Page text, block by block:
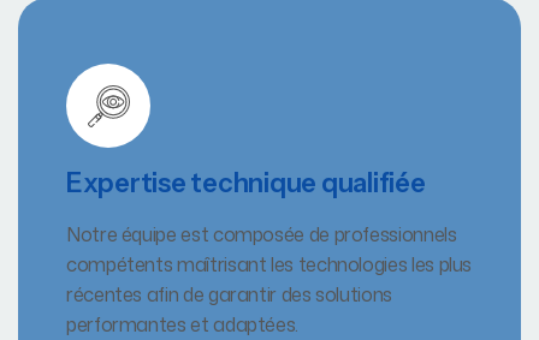
Expertise technique qualifiée
Notre équipe est composée de professionnels
compétents maîtrisant les technologies les plus
récentes afin de garantir des solutions
performantes et adaptées.